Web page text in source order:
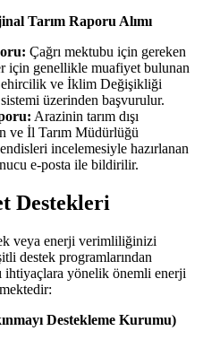
Tarım Raporu Alımı
Çağrı mektubu için gereken
için genellikle muafiyet bulunan
ve İklim Değişikliği
üzerinden başvurulur.
Arazinin tarım dışı
ve İl Tarım Müdürlüğü
incelemesiyle hazırlanan
e-posta ile bildirilir.
Destekleri
veya enerji verimliliğinizi
destek programlarından
ihtiyaçlara yönelik önemli enerji
Destekleme Kurumu)